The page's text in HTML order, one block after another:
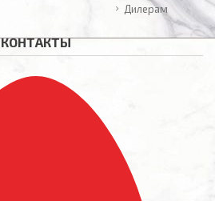
Дилерам
КОНТАКТЫ